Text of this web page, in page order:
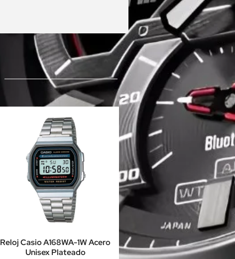
Reloj Casio A168WA-1W Acero
Unisex Plateado